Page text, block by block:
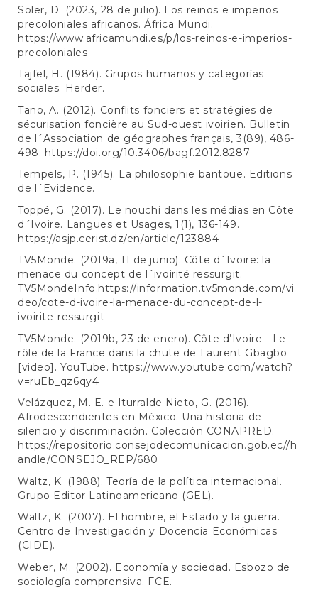
Soler, D. (2023, 28 de julio). Los reinos e imperios
precoloniales africanos. África Mundi.
https://www.africamundi.es/p/los-reinos-e-imperios-
precoloniales
Tajfel, H. (1984). Grupos humanos y categorías
sociales. Herder.
Tano, A. (2012). Conflits fonciers et stratégies de
sécurisation foncière au Sud-ouest ivoirien. Bulletin
de l´Association de géographes français, 3(89), 486-
498. https://doi.org/10.3406/bagf.2012.8287
Tempels, P. (1945). La philosophie bantoue. Editions
de l´Evidence.
Toppé, G. (2017). Le nouchi dans les médias en Côte
d´Ivoire. Langues et Usages, 1(1), 136-149.
https://asjp.cerist.dz/en/article/123884
TV5Monde. (2019a, 11 de junio). Côte d´Ivoire: la
menace du concept de l´ivoirité ressurgit.
TV5MondeInfo.https://information.tv5monde.com/vi
deo/cote-d-ivoire-la-menace-du-concept-de-l-
ivoirite-ressurgit
TV5Monde. (2019b, 23 de enero). Côte d’Ivoire - Le
rôle de la France dans la chute de Laurent Gbagbo
[video]. YouTube. https://www.youtube.com/watch?
v=ruEb_qz6qy4
Velázquez, M. E. e Iturralde Nieto, G. (2016).
Afrodescendientes en México. Una historia de
silencio y discriminación. Colección CONAPRED.
https://repositorio.consejodecomunicacion.gob.ec//h
andle/CONSEJO_REP/680
Waltz, K. (1988). Teoría de la política internacional.
Grupo Editor Latinoamericano (GEL).
Waltz, K. (2007). El hombre, el Estado y la guerra.
Centro de Investigación y Docencia Económicas
(CIDE).
Weber, M. (2002). Economía y sociedad. Esbozo de
sociología comprensiva. FCE.